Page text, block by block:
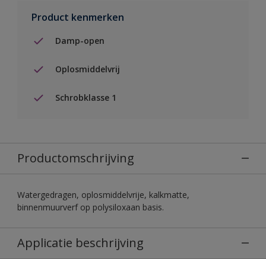
Product kenmerken
Damp-open
Oplosmiddelvrij
Schrobklasse 1
Productomschrijving
Watergedragen, oplosmiddelvrije, kalkmatte,
binnenmuurverf op polysiloxaan basis.
Applicatie beschrijving